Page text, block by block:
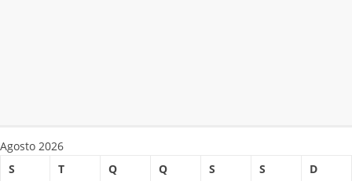
Agosto 2026
S
T Q Q S S
D